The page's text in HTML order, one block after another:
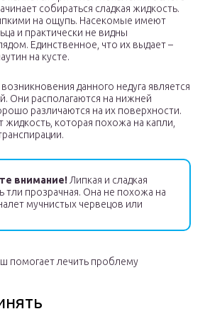
собираться сладкая жидкость.
на ощупь. Насекомые имеют
и практически не видны
Единственное, что их выдает –
на кусте.
данного недуга является
Они располагаются на нижней
различаются на их поверхности.
которая похожа на капли,
внимание! Липкая и сладкая
тли прозрачная. Она не похожа на
мучнистых червецов или
помогает лечить проблему